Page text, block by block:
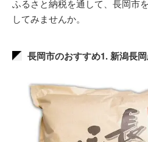
ふるさと納税を通して、長岡市
してみませんか。
長岡市のおすすめ1. 新潟長